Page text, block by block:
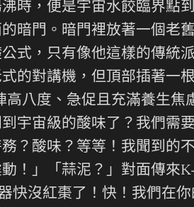
時，便是宇宙水餃臨界點
暗門。暗門裡放著一個老
式，只有像他這樣的傳
的對講機，但頂部插著一
八度、急促且充滿養生焦
宇宙級的酸味了？我們需
？酸味？等等！我聞到的
！」「蒜泥？」對面傳來
沒紅棗了！快！我們在